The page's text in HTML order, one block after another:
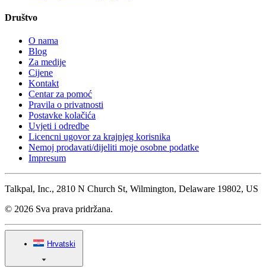
Društvo
O nama
Blog
Za medije
Cijene
Kontakt
Centar za pomoć
Pravila o privatnosti
Postavke kolačića
Uvjeti i odredbe
Licencni ugovor za krajnjeg korisnika
Nemoj prodavati/dijeliti moje osobne podatke
Impresum
Talkpal, Inc., 2810 N Church St, Wilmington, Delaware 19802, US
© 2026 Sva prava pridržana.
Hrvatski